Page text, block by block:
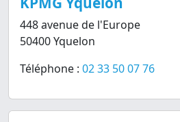
448 avenue de l'Europe
50400 Yquelon
Téléphone : 02 33 50 07 76